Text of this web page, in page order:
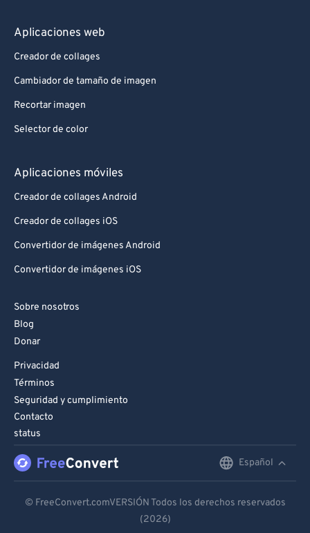
Aplicaciones web
Creador de collages
Cambiador de tamaño de imagen
Recortar imagen
Selector de color
Aplicaciones móviles
Creador de collages Android
Creador de collages iOS
Convertidor de imágenes Android
Convertidor de imágenes iOS
Sobre nosotros
Blog
Donar
Privacidad
Términos
Seguridad y cumplimiento
Contacto
status
Español
Español
© FreeConvert.comVERSIÓN Todos los derechos reservados
(2026)